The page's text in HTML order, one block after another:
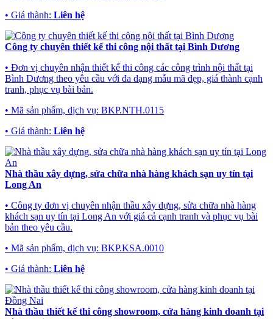
• Giá thành: Liên hệ
Công ty chuyên thiết kế thi công nội thất tại Bình Dương
• Đơn vị chuyên nhận thiết kế thi công các công trình nội thất tại
Bình Dương theo yêu cầu với đa dạng mẫu mã đẹp, giá thành cạnh
tranh, phục vụ bài bản.
• Mã sản phẩm, dịch vụ: BKP.NTH.0115
• Giá thành: Liên hệ
Nhà thầu xây dựng, sửa chữa nhà hàng khách sạn uy tín tại
Long An
• Công ty đơn vị chuyên nhận thầu xây dựng, sửa chữa nhà hàng
khách sạn uy tín tại Long An với giá cả cạnh tranh và phục vụ bài
bản theo yêu cầu.
• Mã sản phẩm, dịch vụ: BKP.KSA.0010
• Giá thành: Liên hệ
Nhà thầu thiết kế thi công showroom, cửa hàng kinh doanh tại